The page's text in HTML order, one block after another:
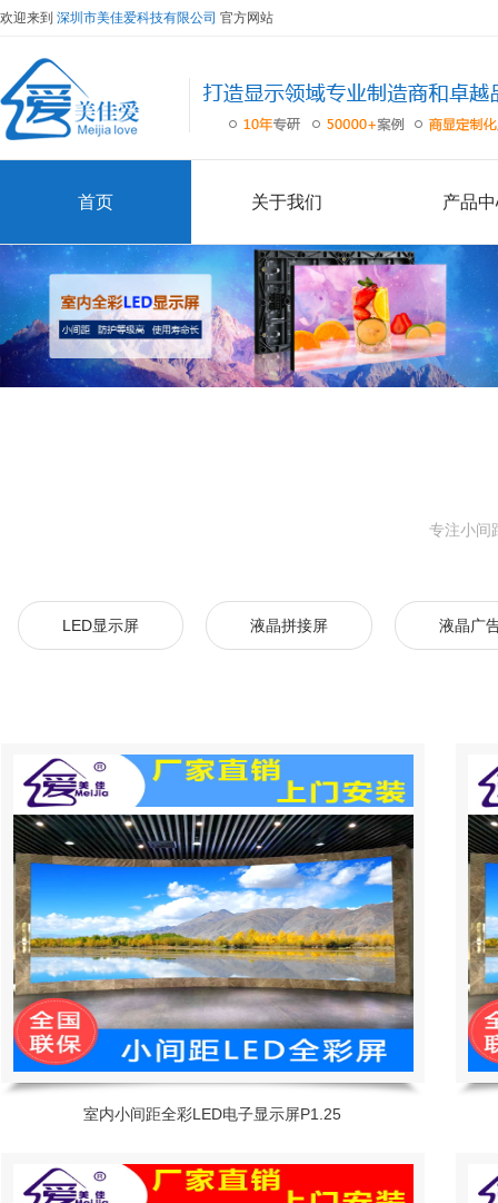
欢迎来到 深圳市美佳爱科技有限公司 官方网站
首页 关于我们 产品
专注小间
LED显示屏 液晶拼接屏 液晶广
室内小间距全彩LED电子显示屏P1.25